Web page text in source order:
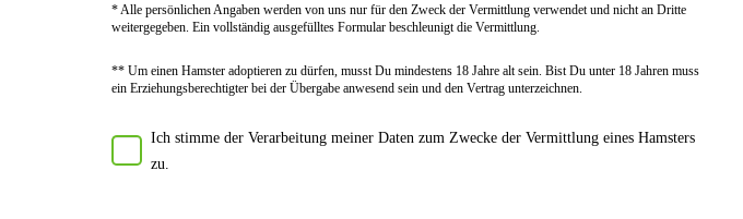
* Alle persön­lichen Angaben werden von uns nur für den Zweck der Vermitt­lung verwendet und nicht an Dritte
weiter­gegeben. Ein voll­ständig ausge­fülltes Formular beschleu­nigt die Vermitt­lung.
** Um einen Hamster adoptieren zu dürfen, musst Du mindes­tens 18 Jahre alt sein. Bist Du unter 18 Jahren muss
ein Erziehungs­berechtigter bei der Über­gabe anwes­end sein und den Vertrag unter­zeichnen.
Ich stimme der Verarbeitung meiner Daten zum Zwecke der Vermittlung eines Hamsters
zu.